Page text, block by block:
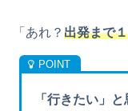
「あれ？ 出発まで
「行きたい」